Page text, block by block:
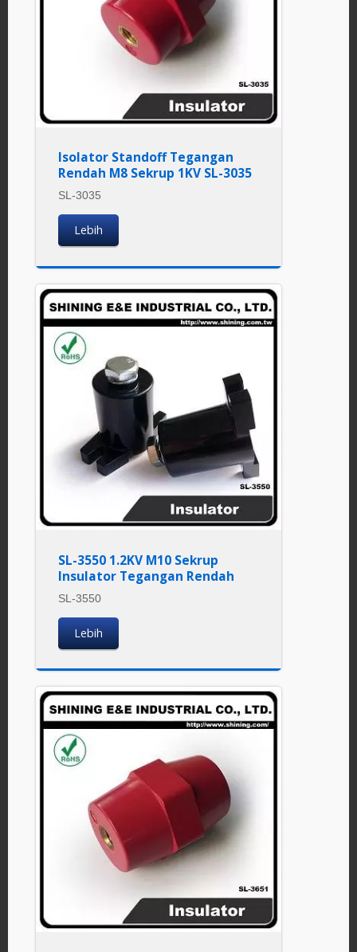
Isolator Standoff Tegangan
Rendah M8 Sekrup 1KV SL-3035
SL-3035
Lebih
SL-3550 1.2KV M10 Sekrup
Insulator Tegangan Rendah
SL-3550
Lebih